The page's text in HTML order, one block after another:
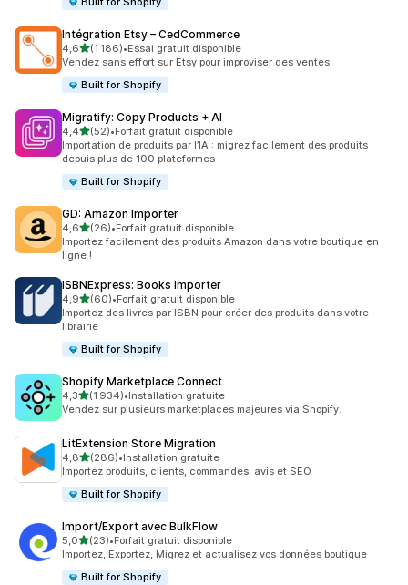
Intégration Etsy – CedCommerce
4,6étoile(s) sur 5
(1 186)
1186 avis au total
•Essai gratuit disponible
Vendez sans effort sur Etsy pour improviser des ventes
Built for Shopify
Migratify: Copy Products + AI
4,4étoile(s) sur 5
(52)
52 avis au total
•Forfait gratuit disponible
Importation de produits par l’IA : migrez facilement des produits
depuis plus de 100 plateformes
Built for Shopify
GD: Amazon Importer
4,6étoile(s) sur 5
(26)
26 avis au total
•Forfait gratuit disponible
Importez facilement des produits Amazon dans votre boutique en
ligne !
ISBNExpress: Books Importer
4,9étoile(s) sur 5
(60)
60 avis au total
•Forfait gratuit disponible
Importez des livres par ISBN pour créer des produits dans votre
librairie
Built for Shopify
Shopify Marketplace Connect
4,3étoile(s) sur 5
(1 934)
1934 avis au total
•Installation gratuite
Vendez sur plusieurs marketplaces majeures via Shopify.
LitExtension Store Migration
4,8étoile(s) sur 5
(286)
286 avis au total
•Installation gratuite
Importez produits, clients, commandes, avis et SEO
Built for Shopify
Import/Export avec BulkFlow
5,0étoile(s) sur 5
(23)
23 avis au total
•Forfait gratuit disponible
Importez, Exportez, Migrez et actualisez vos données boutique
Built for Shopify